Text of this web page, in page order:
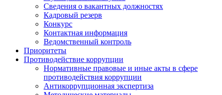
Сведения о вакантных должностях
Кадровый резерв
Конкурс
Контактная информация
Ведомственный контроль
Приоритеты
Противодействие коррупции
Нормативные правовые и иные акты в сфере
противодействия коррупции
Антикоррупционная экспертиза